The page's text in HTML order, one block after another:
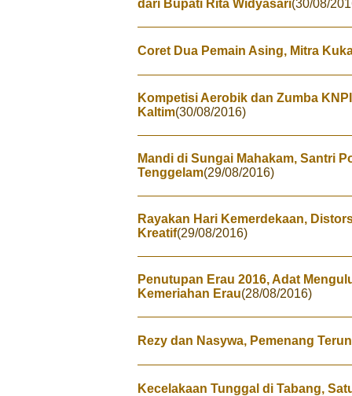
dari Bupati Rita Widyasari(30/08/
Coret Dua Pemain Asing, Mitra
Kompetisi Aerobik dan Zumba
Kaltim(30/08/2016)
Mandi di Sungai Mahakam, Santri
Tenggelam(29/08/2016)
Rayakan Hari Kemerdekaan,
Kreatif(29/08/2016)
Penutupan Erau 2016, Adat
Kemeriahan Erau(28/08/2016)
Rezy dan Nasywa, Pemenang
Kecelakaan Tunggal di Tabang,